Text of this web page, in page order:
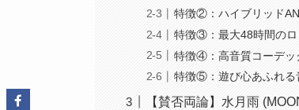
特徴②：ハイブリッド
特徴③：最大48時間の
特徴④：高音質コーデッ
特徴⑤：遊び心あふれる
【賛否両論】水月雨